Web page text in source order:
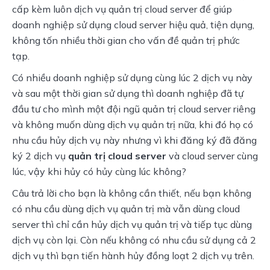
cấp kèm luôn dịch vụ quản trị cloud server để giúp
doanh nghiệp sử dụng cloud server hiệu quả, tiện dụng,
không tốn nhiều thời gian cho vấn đề quản trị phức
tạp.
Có nhiều doanh nghiệp sử dụng cùng lúc 2 dịch vụ này
và sau một thời gian sử dụng thì doanh nghiệp đã tự
đầu tư cho mình một đội ngũ quản trị cloud server riêng
và không muốn dùng dịch vụ quản trị nữa, khi đó họ có
nhu cầu hủy dịch vụ này nhưng vì khi đăng ký đã đăng
ký 2 dịch vụ quản trị cloud server và cloud server cùng
lúc, vậy khi hủy có hủy cùng lúc không?
Câu trả lời cho bạn là không cần thiết, nếu bạn không
có nhu cầu dùng dịch vụ quản trị mà vẫn dùng cloud
server thì chỉ cần hủy dịch vụ quản trị và tiếp tục dùng
dịch vụ còn lại. Còn nếu không có nhu cầu sử dụng cả 2
dịch vụ thì bạn tiến hành hủy đồng loạt 2 dịch vụ trên.